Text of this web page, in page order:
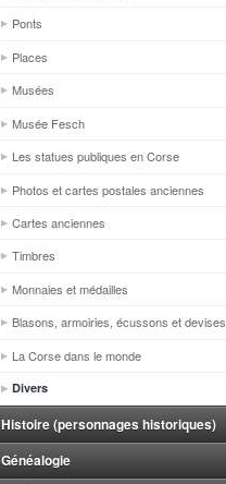
Ponts
Places
Musées
Musée Fesch
Les statues publiques en Corse
Photos et cartes postales anciennes
Cartes anciennes
Timbres
Monnaies et médailles
Blasons, armoiries, écussons et devises
La Corse dans le monde
Divers
Histoire (personnages historiques)
Généalogie